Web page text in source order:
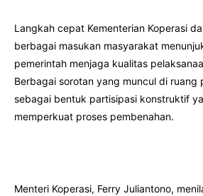
Langkah cepat Kementerian Koperasi
berbagai masukan masyarakat
pemerintah menjaga kualitas
Berbagai sorotan yang muncul di ruang
sebagai bentuk partisipasi konstruktif
memperkuat proses pembenahan.
Menteri Koperasi, Ferry Juliantono,